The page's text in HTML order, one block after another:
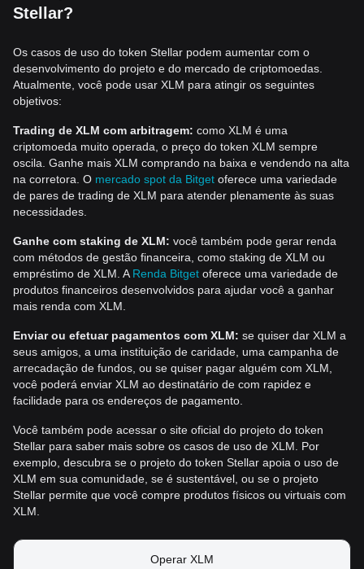
Stellar?
Os casos de uso do token Stellar podem aumentar com o
desenvolvimento do projeto e do mercado de criptomoedas.
Atualmente, você pode usar XLM para atingir os seguintes
objetivos:
Trading de XLM com arbitragem: como XLM é uma
criptomoeda muito operada, o preço do token XLM sempre
oscila. Ganhe mais XLM comprando na baixa e vendendo na alta
na corretora. O mercado spot da Bitget oferece uma variedade
de pares de trading de XLM para atender plenamente às suas
necessidades.
Ganhe com staking de XLM: você também pode gerar renda
com métodos de gestão financeira, como staking de XLM ou
empréstimo de XLM. A Renda Bitget oferece uma variedade de
produtos financeiros desenvolvidos para ajudar você a ganhar
mais renda com XLM.
Enviar ou efetuar pagamentos com XLM: se quiser dar XLM a
seus amigos, a uma instituição de caridade, uma campanha de
arrecadação de fundos, ou se quiser pagar alguém com XLM,
você poderá enviar XLM ao destinatário de com rapidez e
facilidade para os endereços de pagamento.
Você também pode acessar o site oficial do projeto do token
Stellar para saber mais sobre os casos de uso de XLM. Por
exemplo, descubra se o projeto do token Stellar apoia o uso de
XLM em sua comunidade, se é sustentável, ou se o projeto
Stellar permite que você compre produtos físicos ou virtuais com
XLM.
Operar XLM